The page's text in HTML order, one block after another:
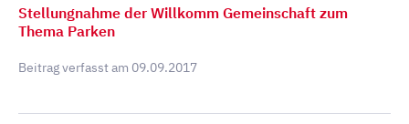
Stellungnahme der Willkomm Gemeinschaft zum
Thema Parken
Beitrag verfasst am 09.09.2017